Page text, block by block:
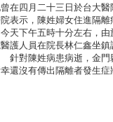
在四月二十三日於台大
示，陳姓婦女住進隔離
天下午五時十分左右
護人員在院長林仁鑫坐
對陳姓病患病逝，金門
還沒有傳出隔離者發生